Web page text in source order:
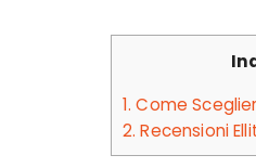
1. Come
2. Recensioni